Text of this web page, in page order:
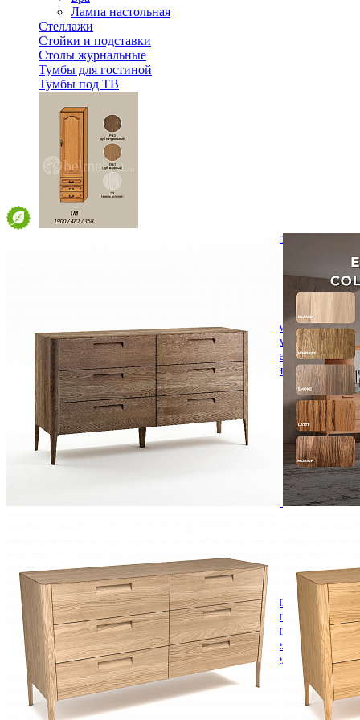
Лампа настольная
Стеллажи
Стойки и подставки
Столы журнальные
Тумбы для гостиной
Тумбы под ТВ
Модульная гостиная Вилия-М Шкаф комбинированный
Деревянные кровати с подъемным механизмом
Кровати односпальные с подъемным механизмом
Кровати двуспальные с подъемным механизмом
Кровати полутороспальные с подъемным
Зеркала
Комоды
Кровати двуспальные
Кровати металлические
Кровати односпальные
Кровати полутороспальные
Антресоли на шкаф
Полки и ящики в шкаф для одежды
Шкаф 1-дверный для одежды и белья
Шкафы 2-х дверные для одежды и белья
Шкафы 3-х дверные для одежды и белья
Шкафы 4-х дверные для одежды и белья
Шкафы 5-ти дверные для одежды и белья
Шкафы 6-ти дверные для одежды и белья
Шкафы купе для одежды и белья
Шкафы угловые для одежды и белья
Ящики и короба